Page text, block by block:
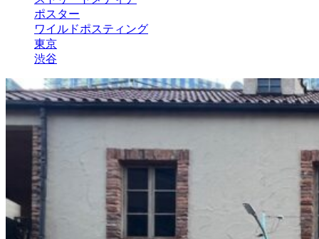
ポスター
ワイルドポスティング
東京
渋谷